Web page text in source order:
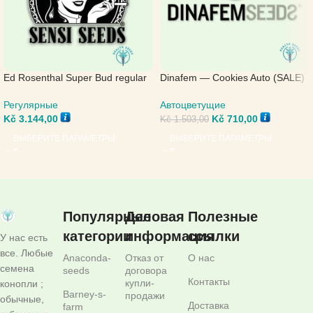
Ed Rosenthal Super Bud regular
Регулярные
Kč 3.144,00
Dinafem — Cookies Auto (SALE)
Автоцветущие
Kč1.503,00 Kč 710,00
ВЫБЕРИТЕ ПАРАМЕТРЫ
У нас есть
все. Любые
семена
конопли ;
обычные,
Популярные
категории
Anaconda-
seeds
Barney-s-
farm
Деловая
информация
Отказ от
договора
купли-
продажи
Полезные
ссылки
О нас
Контакты
Доставка